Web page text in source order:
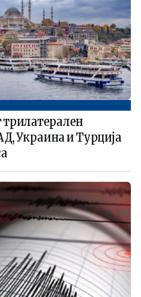
Украина и Турција